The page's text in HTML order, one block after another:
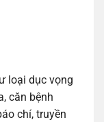
loại dục vọng
căn bệnh
chí, truyền